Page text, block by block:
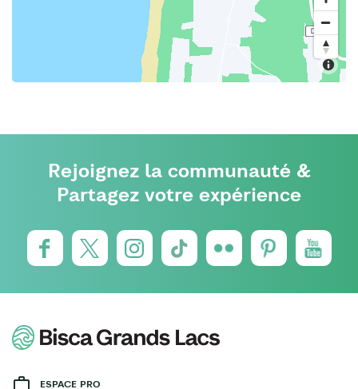
Rejoignez la communauté &
Partagez votre expérience
ESPACE PRO